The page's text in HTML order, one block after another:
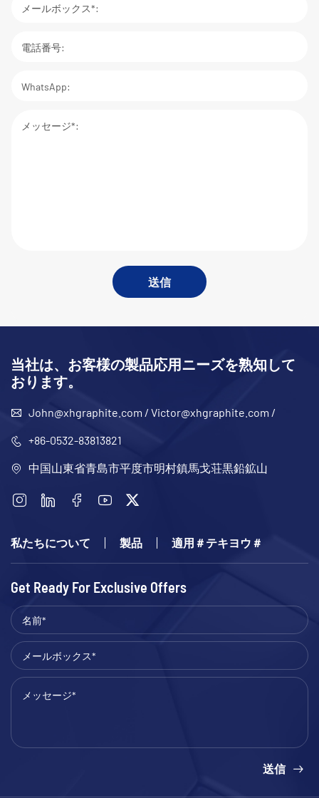
メールボックス*:
電話番号:
WhatsApp:
メッセージ*:
送信
当社は、お客様の製品応用ニーズを熟知して
おります。
John@xhgraphite.com / Victor@xhgraphite.com /
+86-0532-83813821
中国山東省青島市平度市明村鎮馬戈荘黒鉛鉱山
私たちについて 製品 適用＃テキヨウ＃
Get Ready For Exclusive Offers
送信